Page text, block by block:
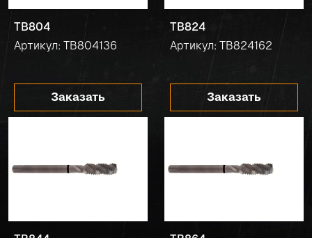
TB804
Артикул: TB804136
Заказать
TB824
Артикул: TB824162
Заказать